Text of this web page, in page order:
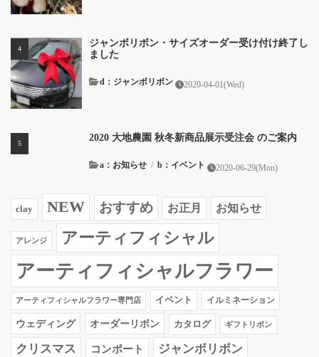
ジャンボリボン・サイズオーダー受け付け終了し
ました
2020-04-01(Wed)
d：ジャンボリボン
2020 大地農園 秋冬新商品展示受注会 のご案内
2020-06-29(Mon)
a：お知らせ / b：イベント
clay NEW おすすめ お正月 お知らせ
アレンジ アーティフィシャル
アーティフィシャルフラワー
アーティフィシャルフラワー専門店 イベント イルミネーション
ウェディング オーダーリボン カタログ ギフトリボン
クリスマス コンポート ジャンボリボン